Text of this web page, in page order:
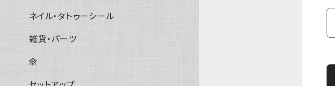
ネイル・タトゥーシール
雑貨・パーツ
傘